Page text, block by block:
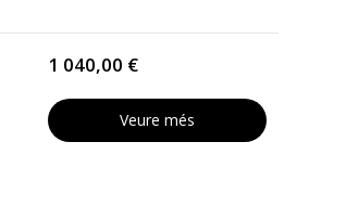
1 040,00 €
Veure més